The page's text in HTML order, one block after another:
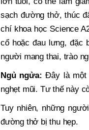
sạch đường thở, thúc
chí khoa học Science
cổ hoặc đau lưng, đặc
người mang thai, trào
Ngủ ngửa:Đây là một
nghẹt mũi. Tư thế này
Tuy nhiên, những
đường thở bị thu hẹp.